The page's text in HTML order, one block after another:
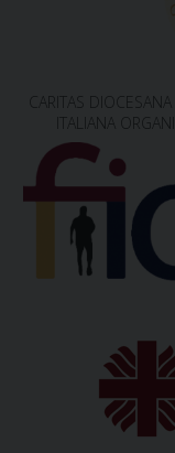
CARITAS
ITALIANA